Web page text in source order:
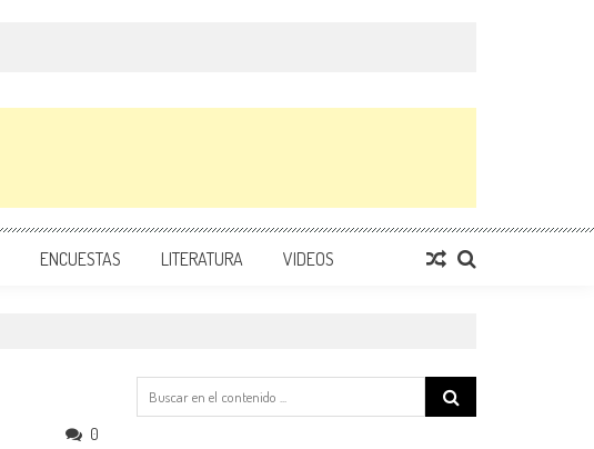
ENCUESTAS LITERATURA VIDEOS
0
Search
for: